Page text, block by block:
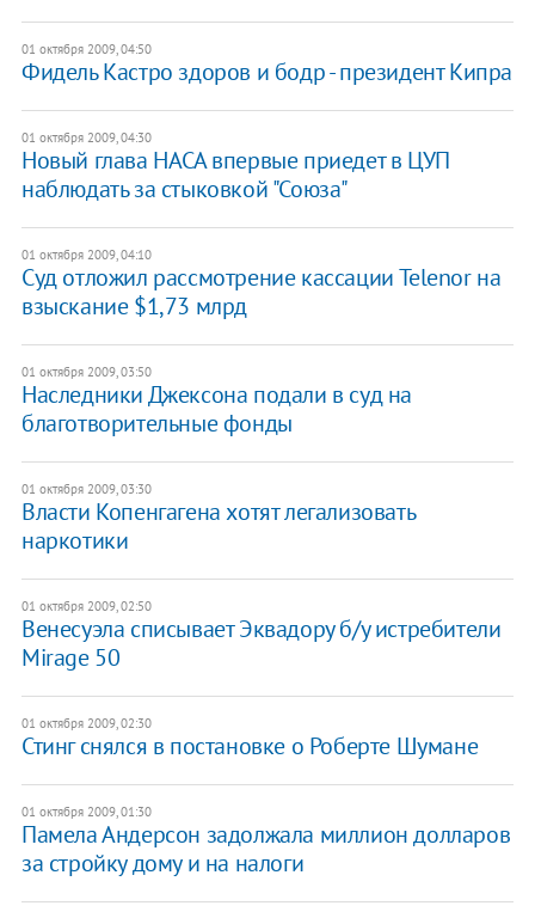
01 октября 2009, 04:50
Фидель Кастро здоров и бодр - президент Кипра
01 октября 2009, 04:30
Новый глава НАСА впервые приедет в ЦУП
наблюдать за стыковкой "Союза"
01 октября 2009, 04:10
Суд отложил рассмотрение кассации Telenor на
взыскание $1,73 млрд
01 октября 2009, 03:50
Наследники Джексона подали в суд на
благотворительные фонды
01 октября 2009, 03:30
Власти Копенгагена хотят легализовать
наркотики
01 октября 2009, 02:50
Венесуэла списывает Эквадору б/у истребители
Mirage 50
01 октября 2009, 02:30
Стинг снялся в постановке о Роберте Шумане
01 октября 2009, 01:30
Памела Андерсон задолжала миллион долларов
за стройку дому и на налоги